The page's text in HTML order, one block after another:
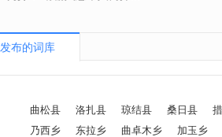
发布的词库
曲松县 洛扎县 琼结县 桑日县
乃西乡
东拉乡 曲卓木乡 加玉乡